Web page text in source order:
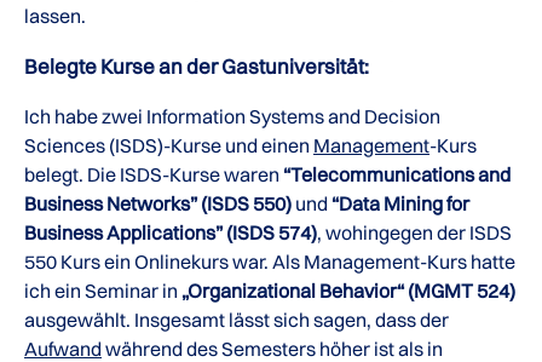
lassen.
Belegte Kurse an der Gastuniversität:
Ich habe zwei Information Systems and Decision
Sciences (ISDS)-Kurse und einen Management-Kurs
belegt. Die ISDS-Kurse waren “Telecommunications and
Business Networks” (ISDS 550) und “Data Mining for
Business Applications” (ISDS 574), wohingegen der ISDS
550 Kurs ein Onlinekurs war. Als Management-Kurs hatte
ich ein Seminar in „Organizational Behavior“ (MGMT 524)
ausgewählt. Insgesamt lässt sich sagen, dass der
Aufwand während des Semesters höher ist als in